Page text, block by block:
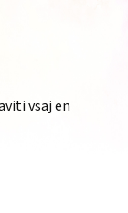
vsaj en